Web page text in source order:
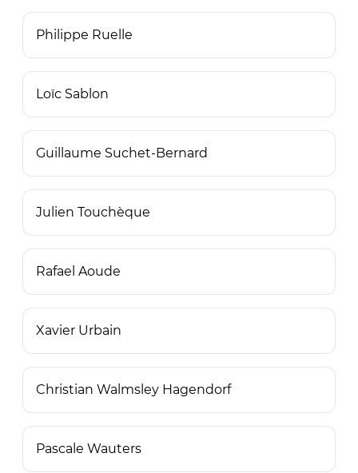
Philippe Ruelle
Loïc Sablon
Guillaume Suchet-Bernard
Julien Touchèque
Rafael Aoude
Xavier Urbain
Christian Walmsley Hagendorf
Pascale Wauters